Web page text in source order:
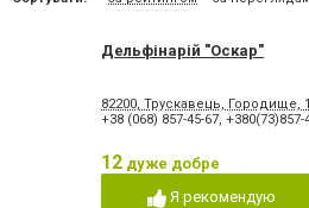
Дельфінарій "Оскар"
82200, Трускавець, Городище,
+38 (068) 857-45-67, +380(73)857-
12 дуже добре
Я рекомендую